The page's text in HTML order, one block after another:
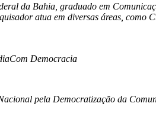
da Bahia, graduado em
atua em diversas áreas,
Democracia
pela Democratização da